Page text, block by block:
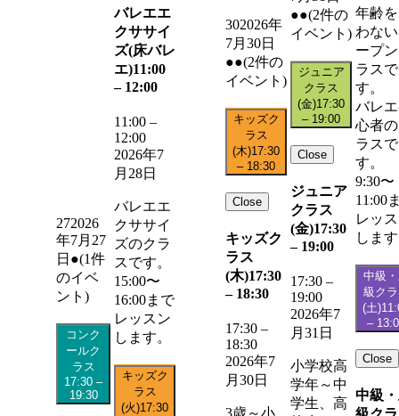
272026
年7月27
日 ●(1件
のイベ
ント)
コンク
ールク
ラス
17:30 –
19:30
バレエエ
クササイ
ズ(床バレ
エ)11:00
– 12:00
11:00 –
12:00
2026年7
月28日
バレエエ
クササイ
ズのクラ
スです。
15:00〜
16:00まで
レッスン
します。
キッズク
ラス
(火)17:30
302026年
7月30日
●●(2件の
イベント)
キッズク
ラス
(木)17:30
– 18:30
Close
キッズク
ラス
(木)17:30
– 18:30
17:30 –
18:30
2026年7
月30日
●●(2件の
イベント)
ジュニア
クラス
(金)17:30
– 19:00
Close
ジュニア
クラス
(金)17:30
– 19:00
17:30 –
19:00
2026年7
月31日
小学校高
学年～中
学生、高
年齢
わな
ープ
ラスで
す。
バレ
心者
ラスで
す。
9:30〜
11:00
レッ
しま
中級
級ク
(土)
–
Close
中級